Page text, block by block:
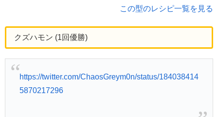
この型のレシピ一覧を見る
クズハモン (1回優勝)
https://twitter.com/ChaosGreym0n/status/184038414
5870217296